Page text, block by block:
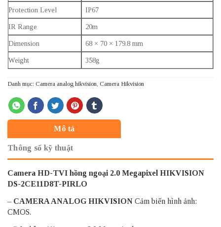
Protection Level IP67
IR Range 20m
Dimension 68 × 70 × 179.8 mm
Weight 358g
Danh mục: Camera analog hikvision, Camera Hikvision
Mô tả
Thông số kỹ thuật
Camera HD-TVI hồng ngoại 2.0 Megapixel HIKVISION
DS-2CE11D8T-PIRLO
– CAMERA ANALOG HIKVISION Cảm biến hình ảnh:
CMOS.